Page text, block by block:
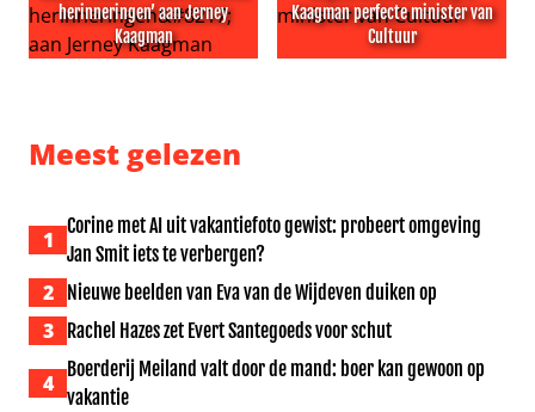
herinneringen’ aan Jerney
Kaagman
Kaagman perfecte minister van
Cultuur
Meest gelezen
1
Corine met AI uit vakantiefoto gewist: probeert omgeving
Jan Smit iets te verbergen?
2 Nieuwe beelden van Eva van de Wijdeven duiken op
3 Rachel Hazes zet Evert Santegoeds voor schut
4
Boerderij Meiland valt door de mand: boer kan gewoon op
vakantie